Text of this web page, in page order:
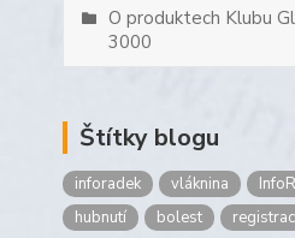
O produktech Klubu
3000
Štítky blogu
inforadek vláknina
hubnutí
bolest